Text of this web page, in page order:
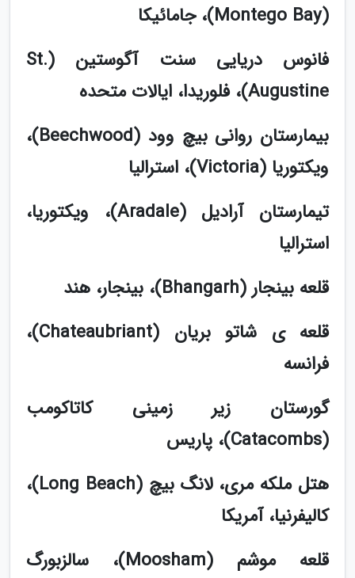
(Montego Bay)، جامائیکا
فانوس دریایی سنت آگوستین (St.
Augustine)، فلوریدا، ایالات متحده
بیمارستان روانی بیچ وود (Beechwood)،
ویکتوریا (Victoria)، استرالیا
تیمارستان آرادیل (Aradale)، ویکتوریا،
استرالیا
قلعه بینجار (Bhangarh)، بینجار، هند
قلعه ی شاتو بریان (Chateaubriant)،
فرانسه
گورستان زیر زمینی کاتاکومب
(Catacombs)، پاریس
هتل ملکه مری، لانگ بیچ (Long Beach)،
کالیفرنیا، آمریکا
قلعه موشم (Moosham)، سالزبورگ